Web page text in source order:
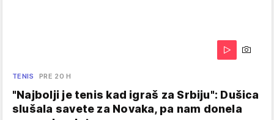
TENIS PRE 20 H
"Najbolji je tenis kad igraš za Srbiju": Dušica
slušala savete za Novaka, pa nam donela